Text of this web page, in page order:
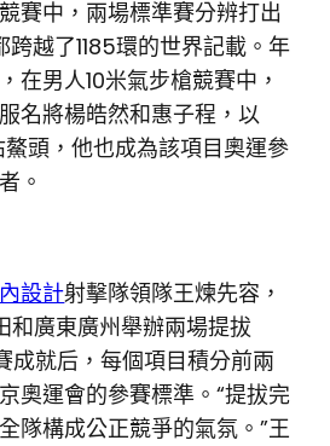
賽中，兩場標準賽分辨打出
跨越了1185環的世界記載。年
在男人10米氣步槍競賽中，
名將楊皓然和惠子程，以
頭，他也成為該項目奧運參
。
設計射擊隊領隊王煉先容，
和廣東廣州舉辦兩場提拔
成就后，每個項目積分前兩
奧運會的參賽標準。“提拔完
隊構成公正競爭的氣氛。”王